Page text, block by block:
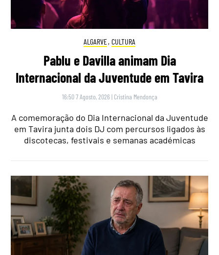
ALGARVE, CULTURA
Pablu e Davilla animam Dia
Internacional da Juventude em Tavira
16:50 7 Agosto, 2026 | Cristina Mendonça
A comemoração do Dia Internacional da Juventude
em Tavira junta dois DJ com percursos ligados às
discotecas, festivais e semanas académicas